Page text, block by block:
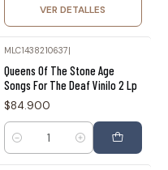
VER DETALLES
MLC1438210637
Queens Of The Stone Age
Songs For The Deaf Vinilo 2 Lp
$84.900
Cantidad